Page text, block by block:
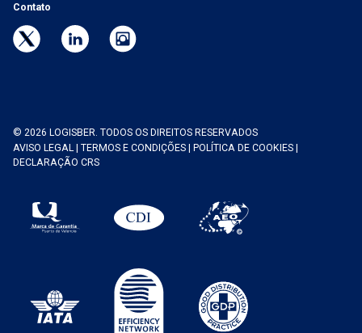
Contato
© 2026 LOGISBER. TODOS OS DIREITOS RESERVADOS
AVISO LEGAL| TERMOS E CONDIÇÕES POLÍTICA DE COOKIES
DECLARAÇÃO CRS